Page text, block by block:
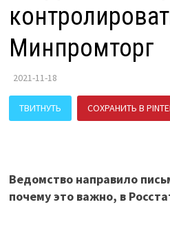
Минпромторг
2021-11-18
ТВИТНУТЬ СОХРАНИТЬ В
Ведомство направило
почему это важно, в